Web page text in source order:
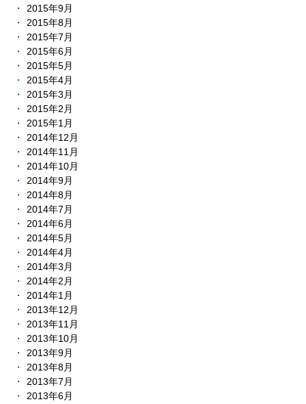
2015年9月
2015年8月
2015年7月
2015年6月
2015年5月
2015年4月
2015年3月
2015年2月
2015年1月
2014年12月
2014年11月
2014年10月
2014年9月
2014年8月
2014年7月
2014年6月
2014年5月
2014年4月
2014年3月
2014年2月
2014年1月
2013年12月
2013年11月
2013年10月
2013年9月
2013年8月
2013年7月
2013年6月